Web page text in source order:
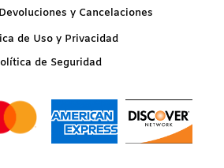
y Cancelaciones
de Uso y Privacidad
de Seguridad